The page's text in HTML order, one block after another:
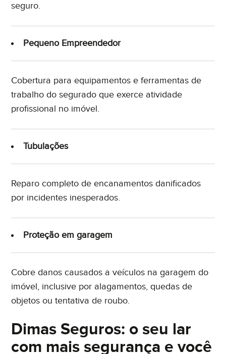
seguro.
Pequeno Empreendedor
Cobertura para equipamentos e ferramentas de
trabalho do segurado que exerce atividade
profissional no imóvel.
Tubulações
Reparo completo de encanamentos danificados
por incidentes inesperados.
Proteção em garagem
Cobre danos causados a veículos na garagem do
imóvel, inclusive por alagamentos, quedas de
objetos ou tentativa de roubo.
Dimas Seguros: o seu lar
com mais segurança e você